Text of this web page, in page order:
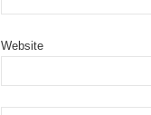
Website